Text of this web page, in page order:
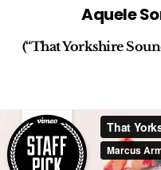
Aquele
(“That Yorkshire